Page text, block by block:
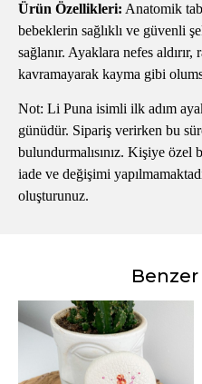
Ürün Özellikleri: Anatomik
bebeklerin sağlıklı ve güvenli
sağlanır. Ayaklara nefes
kavramayarak kayma gibi
Not: Li Puna isimli ilk adım
günüdür. Sipariş verirken bu
bulundurmalısınız. Kişiye özel
iade ve değişimi
oluşturunuz.